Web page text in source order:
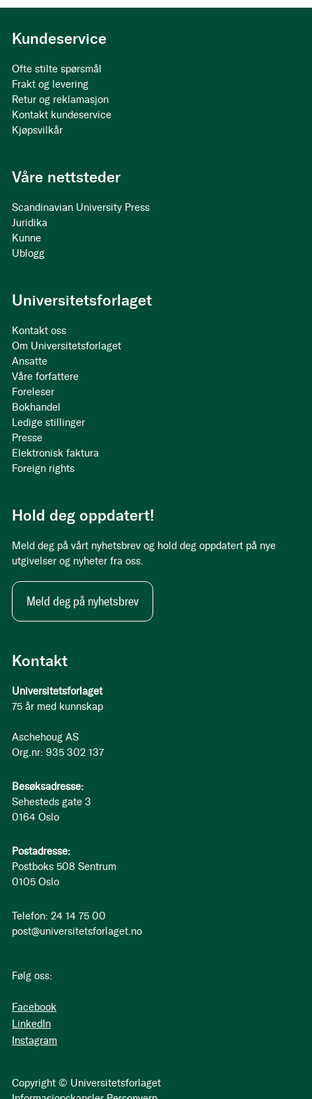
Kontakt
Universitetsforlaget
75 år med kunnskap
Aschehoug AS
Org.nr: 935 302 137
Besøksadresse:
Sehesteds gate 3
0164 Oslo
Postadresse:
Postboks 508 Sentrum
0105 Oslo
Telefon: 24 14 75 00
post@universitetsforlaget.no
Følg oss:
Facebook
LinkedIn
Instagram
Copyright © Universitetsforlaget
Kundeservice
Ofte stilte spørsmål
Frakt og levering
Retur og reklamasjon
Kontakt kundeservice
Kjøpsvilkår
Våre nettsteder
Scandinavian University Press
Juridika
Kunne
Ublogg
Universitetsforlaget
Kontakt oss
Om Universitetsforlaget
Ansatte
Våre forfattere
Foreleser
Bokhandel
Ledige stillinger
Presse
Elektronisk faktura
Foreign rights
Hold deg oppdatert!
Meld deg på vårt nyhetsbrev og hold deg oppdatert på nye
utgivelser og nyheter fra oss.
Meld deg på nyhetsbrev